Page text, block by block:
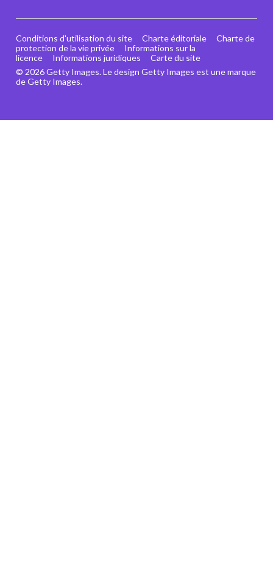
© 2026 Getty Images. Le design Getty Images est une marque
de Getty Images.
Conditions d'utilisation du site Charte éditoriale
Charte de
protection de la vie privée
Informations sur la
licence
Informations juridiques Carte du site